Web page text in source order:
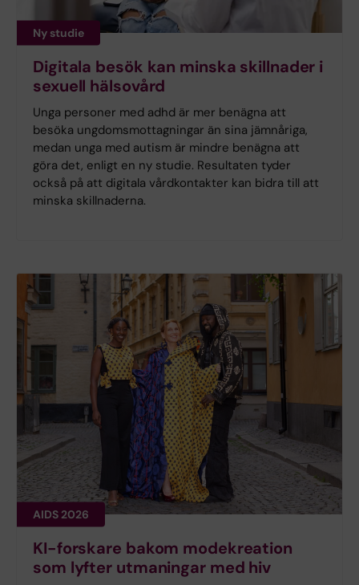
Ny studie
Digitala besök kan minska skillnader i
sexuell hälsovård
Unga personer med adhd är mer benägna att
besöka ungdomsmottagningar än sina jämnåriga,
medan unga med autism är mindre benägna att
göra det, enligt en ny studie. Resultaten tyder
också på att digitala vårdkontakter kan bidra till att
minska skillnaderna.
AIDS 2026
KI-forskare bakom modekreation
som lyfter utmaningar med hiv